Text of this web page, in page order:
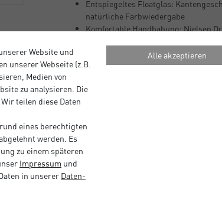
Entspiegeltes Floatglas:
natürliche Farbwiedergabe
Komfortable Handhabung: Nielsen
Flexible Präsentation: Mit Aufsteller
Beschreibung
Hersteller Informationen
Website und
unserer Webseite (z.B.
Medien von
zu analysieren. Die
teilen diese Daten
eines berechtigten
werden. Es
zu einem späteren
Impressum und
in unserer Daten­
Alle akzeptieren